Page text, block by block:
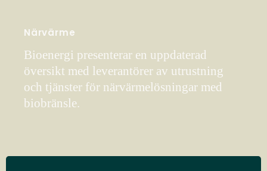
Närvärme
Bioenergi presenterar en uppdaterad
översikt med leverantörer av utrustning
och tjänster för närvärmelösningar med
biobränsle.